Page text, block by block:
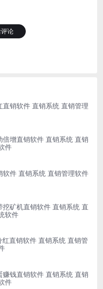
论
直销软件 直销系统 直销管理
倍增直销软件 直销系统 直销
件
软件 直销系统 直销管理软件
矿机直销软件 直销系统 直
软件
直销软件 直销系统 直销管
钱直销软件 直销系统 直销
件